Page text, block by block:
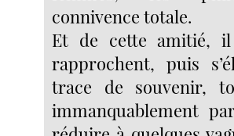
connivence totale.
Et de cette amitié,
rapprochent, puis
trace de souvenir,
immanquablement